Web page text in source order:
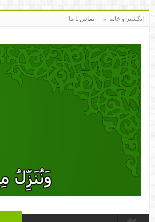
انگشتر و خاتم تماس با ما